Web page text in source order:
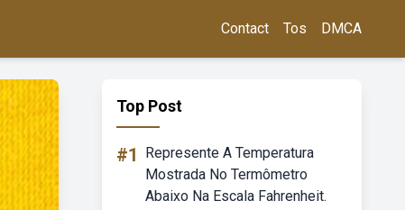
Contact Tos DMCA
Top Post
#1
Represente A Temperatura
Mostrada No Termômetro
Abaixo Na Escala Fahrenheit.